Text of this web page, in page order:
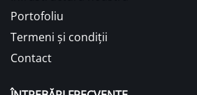
Portofoliu
Termeni și condiții
Contact